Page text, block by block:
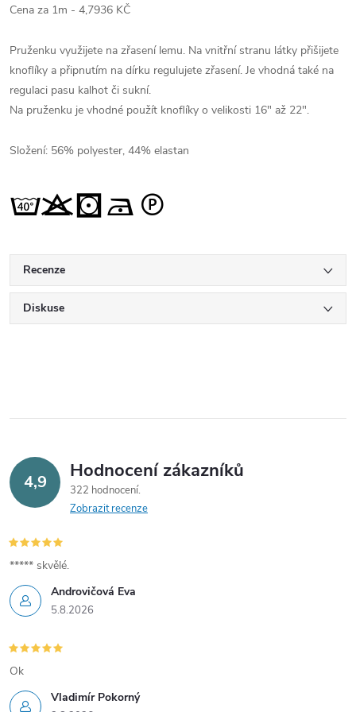
Cena za 1m - 4,7936 KČ
Pruženku využijete na zřasení lemu. Na vnitřní stranu látky přišijete
knoflíky a připnutím na dírku regulujete zřasení. Je vhodná také na
regulaci pasu kalhot či sukní.
Na pruženku je vhodné použít knoflíky o velikosti 16" až 22".
Složení: 56% polyester, 44% elastan
Recenze
Diskuse
4,9 Hodnocení zákazníků
322 hodnocení
Zobrazit recenze
Androvičová Eva
5.8.2026
***** skvělé.
Vladimír Pokorný
Ok